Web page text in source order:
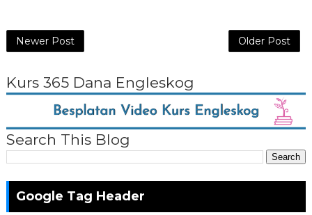
Newer Post Older Post
Kurs 365 Dana Engleskog
Search This Blog
Google Tag Header